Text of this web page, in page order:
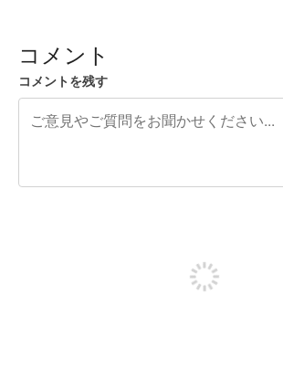
コメント
コメントを残す